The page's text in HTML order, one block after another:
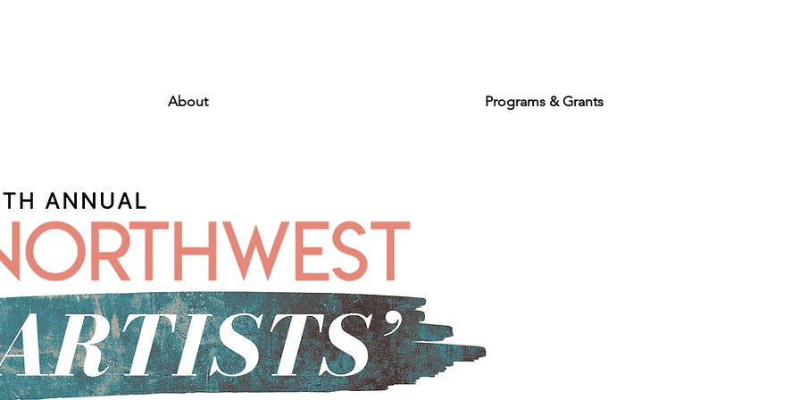
Programs & Grants
About